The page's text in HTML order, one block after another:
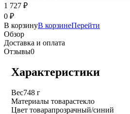
1 727 ₽
0 ₽
В корзинуВ корзинеПерейти
Обзор
Доставка и оплата
Отзывы0
Характеристики
Вес748 г
Материалы товарастекло
Цвет товарапрозрачный/синий